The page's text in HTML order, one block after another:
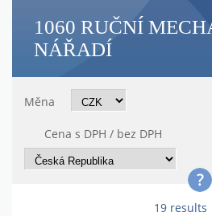
1060 RUČNÍ
NÁŘADÍ
Měna
Cena s DPH / bez DPH
19 results